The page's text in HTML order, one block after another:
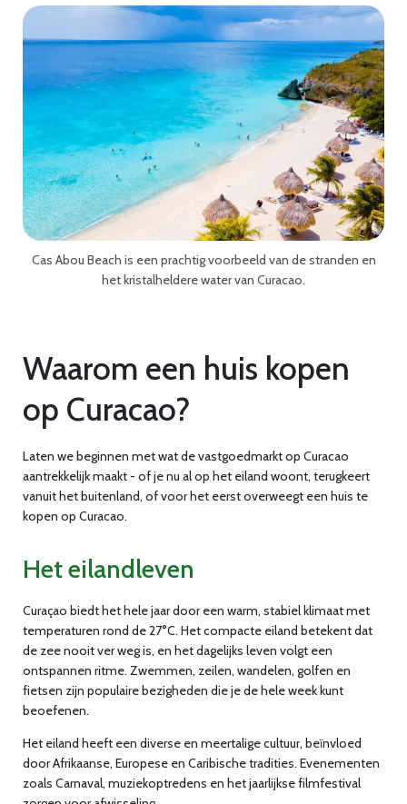
Cas Abou Beach is een prachtig voorbeeld van de stranden en
het kristalheldere water van Curacao.
Waarom een huis kopen
op Curacao?
Laten we beginnen met wat de vastgoedmarkt op Curacao
aantrekkelijk maakt - of je nu al op het eiland woont, terugkeert
vanuit het buitenland, of voor het eerst overweegt een huis te
kopen op Curacao.
Het eilandleven
Curaçao biedt het hele jaar door een warm, stabiel klimaat met
temperaturen rond de 27°C. Het compacte eiland betekent dat
de zee nooit ver weg is, en het dagelijks leven volgt een
ontspannen ritme. Zwemmen, zeilen, wandelen, golfen en
fietsen zijn populaire bezigheden die je de hele week kunt
beoefenen.
Het eiland heeft een diverse en meertalige cultuur, beïnvloed
door Afrikaanse, Europese en Caribische tradities. Evenementen
zoals Carnaval, muziekoptredens en het jaarlijkse filmfestival